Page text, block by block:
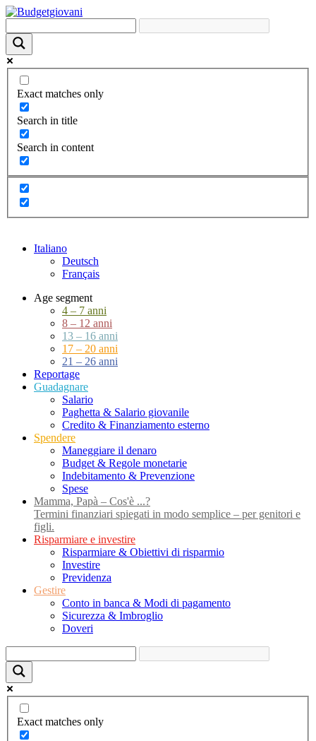
Exact matches only
Search in title
Search in content
Italiano
Deutsch
Français
Age segment
4 – 7 anni
8 – 12 anni
13 – 16 anni
17 – 20 anni
21 – 26 anni
Reportage
Guadagnare
Salario
Paghetta & Salario giovanile
Credito & Finanziamento esterno
Spendere
Maneggiare il denaro
Budget & Regole monetarie
Indebitamento & Prevenzione
Spese
Mamma, Papà – Cos'è ...?
Termini finanziari spiegati in modo semplice – per genitori e
figli.
Risparmiare e investire
Risparmiare & Obiettivi di risparmio
Investire
Previdenza
Gestire
Conto in banca & Modi di pagamento
Sicurezza & Imbroglio
Doveri
Exact matches only